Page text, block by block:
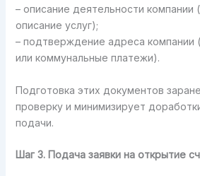
– описание деятельности компании
описание услуг);
– подтверждение адреса компании
или коммунальные платежи).
Подготовка этих документов
проверку и минимизирует
подачи.
Шаг 3. Подача заявки на открытие